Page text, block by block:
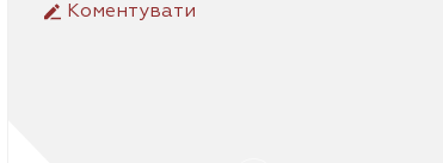
Коментувати